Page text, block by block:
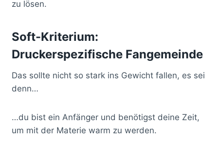
zu lösen.
Soft-Kriterium:
Druckerspezifische Fangemeinde
Das sollte nicht so stark ins Gewicht fallen, es sei
denn…
…du bist ein Anfänger und benötigst deine Zeit,
um mit der Materie warm zu werden.